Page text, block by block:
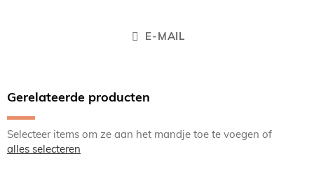
E-MAIL
Gerelateerde producten
Selecteer items om ze aan het mandje toe te voegen of
alles selecteren